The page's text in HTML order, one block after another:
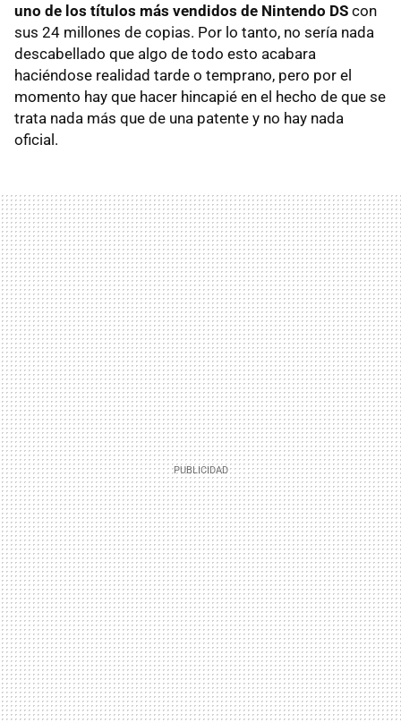
uno de los títulos más vendidos de Nintendo DS con
sus 24 millones de copias. Por lo tanto, no sería nada
descabellado que algo de todo esto acabara
haciéndose realidad tarde o temprano, pero por el
momento hay que hacer hincapié en el hecho de que se
trata nada más que de una patente y no hay nada
oficial.